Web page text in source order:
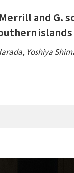
ranged
XOI were
were
at the
that was
minute
min extraction time.
and G.
islands
, Yoshiya